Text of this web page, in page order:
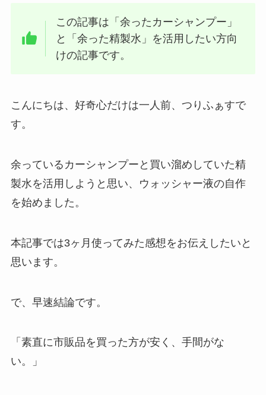
この記事は「余ったカーシャンプー」
と「余った精製水」を活用したい方向
けの記事です。
こんにちは、好奇心だけは一人前、つりふぁすで
す。
余っているカーシャンプーと買い溜めしていた精
製水を活用しようと思い、ウォッシャー液の自作
を始めました。
本記事では3ヶ月使ってみた感想をお伝えしたいと
思います。
で、早速結論です。
「素直に市販品を買った方が安く、手間がな
い。」